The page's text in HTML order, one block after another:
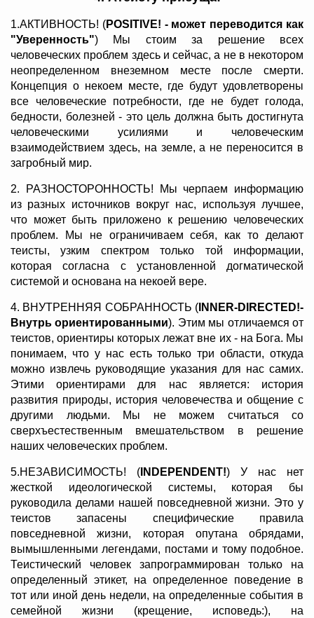
1.АКТИВНОСТЬ! (POSITIVE! - может переводится как
"Уверенность") Мы стоим за решение всех
человеческих проблем здесь и сейчас, а не в некотором
неопределенном внеземном месте после смерти.
Концепция о некоем месте, где будут удовлетворены
все человеческие потребности, где не будет голода,
бедности, болезней - это цель должна быть достигнута
человеческими усилиями и человеческим
взаимодействием здесь, на земле, а не переносится в
загробный мир.
2. РАЗНОСТОРОННОСТЬ! Мы черпаем информацию
из разных источников вокруг нас, используя лучшее,
что может быть приложено к решению человеческих
проблем. Мы не ограничиваем себя, как то делают
теисты, узким спектром только той информации,
которая согласна с установленной догматической
системой и основана на некоей вере.
4. ВНУТРЕННЯЯ СОБРАННОСТЬ ( INNER-DIRECTED!-
Внутрь ориентированными). Этим мы отличаемся от
теистов, ориентиры которых лежат вне их - на Бога. Мы
понимаем, что у нас есть только три области, откуда
можно извлечь руководящие указания для нас самих.
Этими ориентирами для нас является: история
развития природы, история человечества и общение с
другими людьми. Мы не можем считаться со
сверхъестественным вмешательством в решение
наших человеческих проблем.
5.НЕЗАВИСИМОСТЬ! ( INDEPENDENT!) У нас нет
жесткой идеологической системы, которая бы
руководила делами нашей повседневной жизни. Это у
теистов запасены специфические правила
повседневной жизни, которая опутана обрядами,
вымышленными легендами, постами и тому подобное.
Теистический человек запрограммирован только на
определенный этикет, на определенное поведение в
тот или иной день недели, на определенные события в
семейной жизни (крещение, исповедь:), на